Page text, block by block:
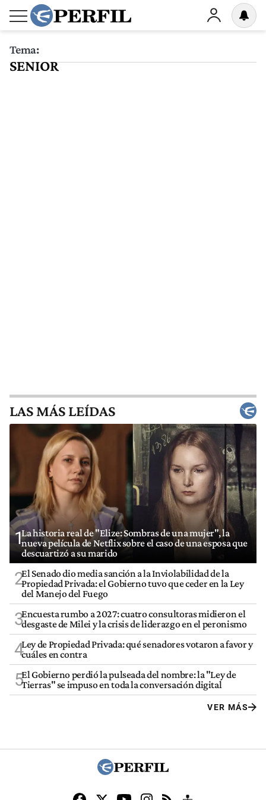
Tema:
SENIOR
LAS MÁS LEÍDAS
1La historia real de "Elize: Sombras de una mujer", la
nueva película de Netflix sobre el caso de una esposa que
descuartizó a su marido
2El Senado dio media sanción a la Inviolabilidad de la
Propiedad Privada: el Gobierno tuvo que ceder en la Ley
del Manejo del Fuego
3Encuesta rumbo a 2027: cuatro consultoras midieron el
desgaste de Milei y la crisis de liderazgo en el peronismo
4Ley de Propiedad Privada: qué senadores votaron a favor y
cuáles en contra
5El Gobierno perdió la pulseada del nombre: la "Ley de
Tierras" se impuso en toda la conversación digital
VER MÁS